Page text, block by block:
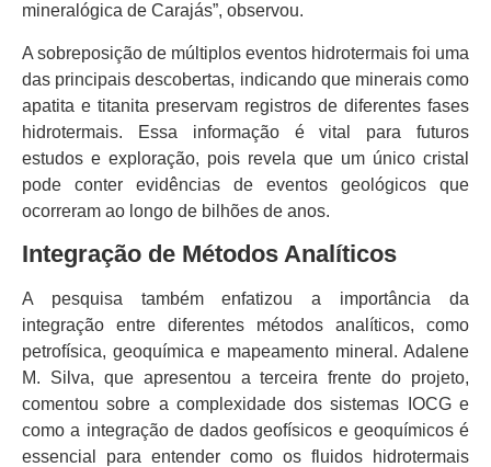
mineralógica de Carajás”, observou.
A sobreposição de múltiplos eventos hidrotermais foi uma
das principais descobertas, indicando que minerais como
apatita e titanita preservam registros de diferentes fases
hidrotermais. Essa informação é vital para futuros
estudos e exploração, pois revela que um único cristal
pode conter evidências de eventos geológicos que
ocorreram ao longo de bilhões de anos.
Integração de Métodos Analíticos
A pesquisa também enfatizou a importância da
integração entre diferentes métodos analíticos, como
petrofísica, geoquímica e mapeamento mineral. Adalene
M. Silva, que apresentou a terceira frente do projeto,
comentou sobre a complexidade dos sistemas IOCG e
como a integração de dados geofísicos e geoquímicos é
essencial para entender como os fluidos hidrotermais